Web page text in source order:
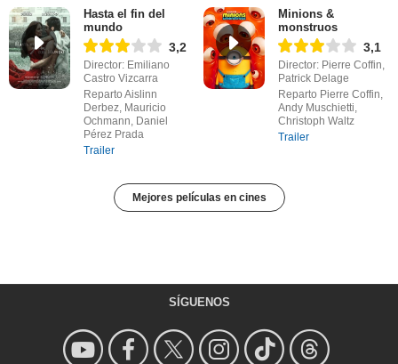
Hasta el fin del
mundo
3,2
Director: Emiliano
Castro Vizcarra
Reparto Aislinn
Derbez, Mauricio
Ochmann, Daniel
Pérez Prada
Trailer
Minions &
monstruos
3,1
Director: Pierre Coffin,
Patrick Delage
Reparto Pierre Coffin,
Andy Muschietti,
Christoph Waltz
Trailer
Mejores películas en cines
SÍGUENOS